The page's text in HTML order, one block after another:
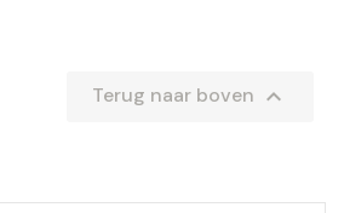
Terug naar boven 